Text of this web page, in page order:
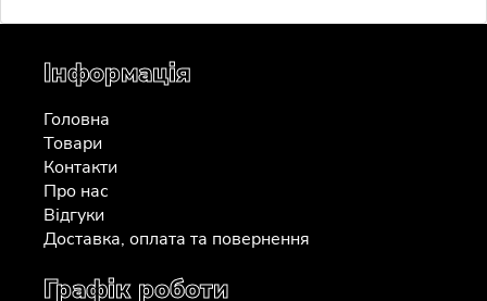
Інформація
Головна
Товари
Контакти
Про нас
Відгуки
Доставка, оплата та повернення
Графік роботи